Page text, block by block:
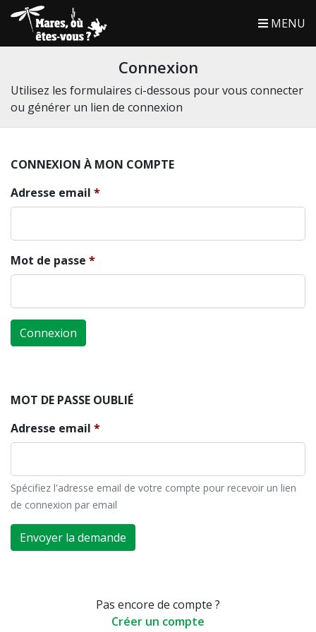
MENU
Connexion
Utilisez les formulaires ci-dessous pour vous connecter
ou générer un lien de connexion
CONNEXION À MON COMPTE
Adresse email
Mot de passe
Connexion
MOT DE PASSE OUBLIÉ
Adresse email
Spécifiez l'adresse email de votre compte pour recevoir un lien
de connexion par email
Envoyer la demande
Pas encore de compte ?
Créer un compte